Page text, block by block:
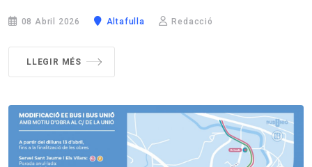
08 Abril 2026 Altafulla Redacció
LLEGIR MÉS